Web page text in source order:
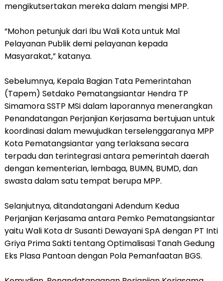
mengikutsertakan mereka dalam mengisi MPP.
“Mohon petunjuk dari Ibu Wali Kota untuk Mal
Pelayanan Publik demi pelayanan kepada
Masyarakat,” katanya.
Sebelumnya, Kepala Bagian Tata Pemerintahan
(Tapem) Setdako Pematangsiantar Hendra TP
Simamora SSTP MSi dalam laporannya menerangkan
Penandatangan Perjanjian Kerjasama bertujuan untuk
koordinasi dalam mewujudkan terselenggaranya MPP
Kota Pematangsiantar yang terlaksana secara
terpadu dan terintegrasi antara pemerintah daerah
dengan kementerian, lembaga, BUMN, BUMD, dan
swasta dalam satu tempat berupa MPP.
Selanjutnya, ditandatangani Adendum Kedua
Perjanjian Kerjasama antara Pemko Pematangsiantar
yaitu Wali Kota dr Susanti Dewayani SpA dengan PT Inti
Griya Prima Sakti tentang Optimalisasi Tanah Gedung
Eks Plasa Pantoan dengan Pola Pemanfaatan BGS.